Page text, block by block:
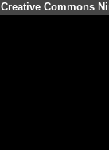
Creative Commons